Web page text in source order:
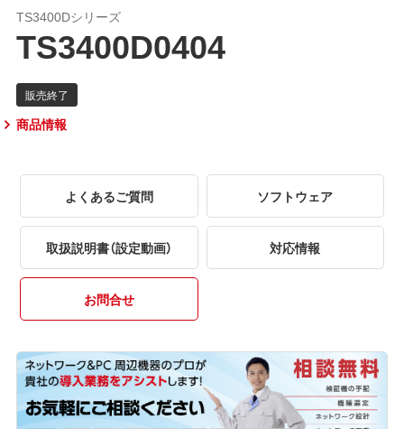
TS3400Dシリーズ
TS3400D0404
商品情報
よくあるご質問 ソフトウェア
取扱説明書（設定動画） 対応情報
お問合せ